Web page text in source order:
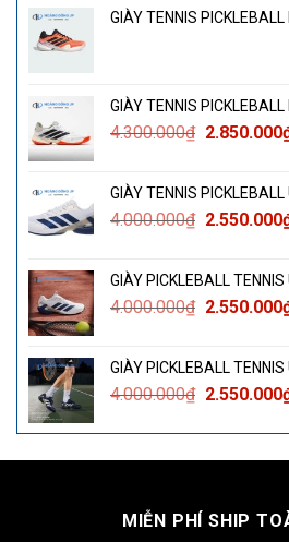
GIÀY TENNIS
GIÀY TENNIS
4.300.000₫ Giá
2.850.000
GIÀY TENNIS
4.000.000₫ Giá
2.550.000
GIÀY PICKLEBALL
4.000.000₫ Giá
2.550.000
GIÀY PICKLEBALL
4.000.000₫ Giá
là:
2.550.000
MIỄN PHÍ SHIP